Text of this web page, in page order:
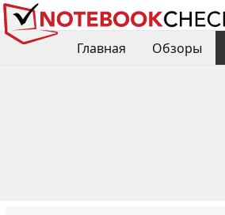
Главная Обзоры